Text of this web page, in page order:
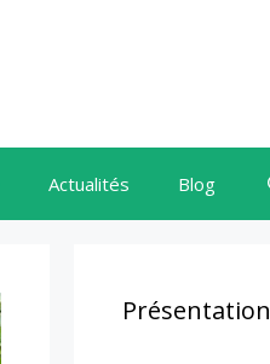
Actualités Blog
Présentation